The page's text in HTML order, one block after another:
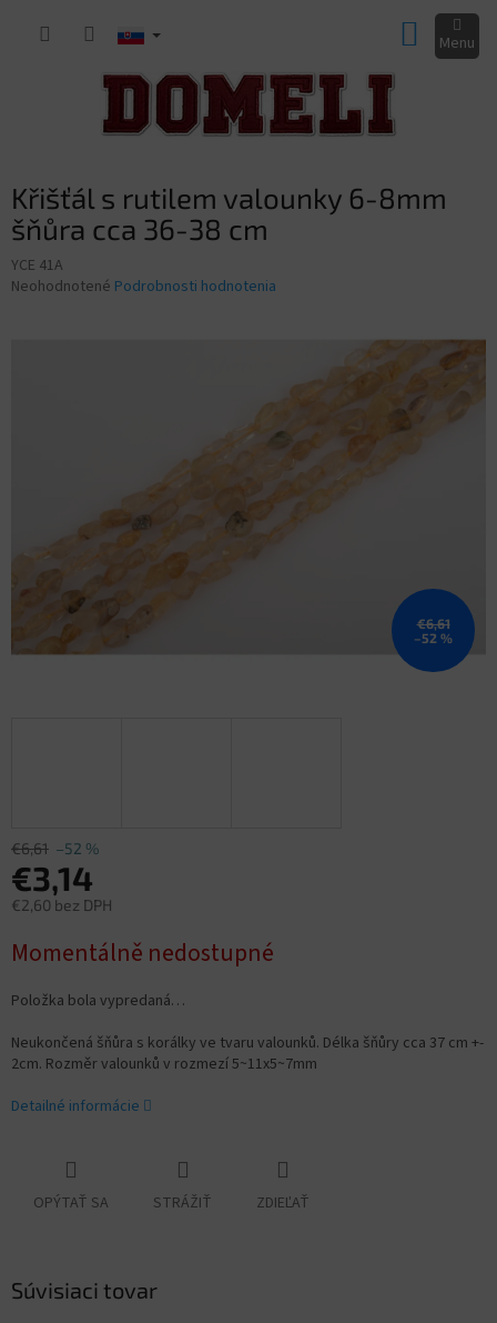
KOŠÍK
Křišťál s rutilem valounky 6-8mm
šňůra cca 36-38 cm
YCE 41A
Priemerné
Neohodnotené Podrobnosti hodnotenia
€6,61
–52 %
€6,61 –52 %
€3,14
€2,60 bez DPH
cena:
Momentálně nedostupné
Položka bola vypredaná…
Neukončená šňůra s korálky ve tvaru valounků. Délka šňůry cca 37 cm +-
2cm. Rozměr valounků v rozmezí5~11x5~7mm
Detailné informácie
OPÝTAŤ SA STRÁŽIŤ ZDIEĽAŤ
Súvisiaci tovar